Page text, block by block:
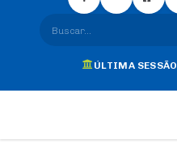
Buscar...
ÚLTIMA SESSÃO